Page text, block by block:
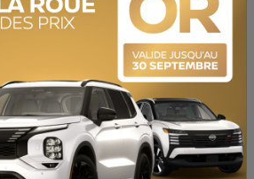
Traction avant
Essence
Gris (KBY)
4